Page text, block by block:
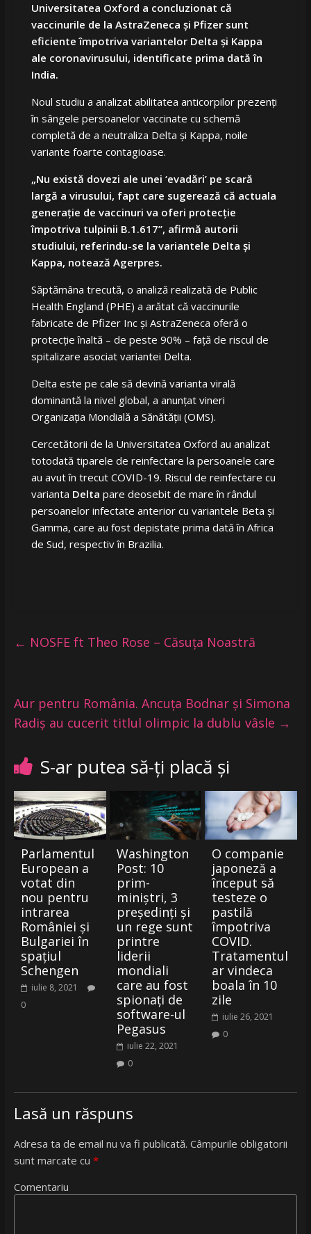
Universitatea Oxford a concluzionat că
vaccinurile de la AstraZeneca și Pfizer sunt
eficiente împotriva variantelor Delta și Kappa
ale coronavirusului, identificate prima dată în
India.
Noul studiu a analizat abilitatea anticorpilor prezenţi
în sângele persoanelor vaccinate cu schemă
completă de a neutraliza Delta și Kappa, noile
variante foarte contagioase.
„Nu există dovezi ale unei ‘evadări’ pe scară
largă a virusului, fapt care sugerează că actuala
generaţie de vaccinuri va oferi protecţie
împotriva tulpinii B.1.617”, afirmă autorii
studiului, referindu-se la variantele Delta şi
Kappa, notează Agerpres.
Săptămâna trecută, o analiză realizată de Public
Health England (PHE) a arătat că vaccinurile
fabricate de Pfizer Inc şi AstraZeneca oferă o
protecţie înaltă – de peste 90% – faţă de riscul de
spitalizare asociat variantei Delta.
Delta este pe cale să devină varianta virală
dominantă la nivel global, a anunţat vineri
Organizaţia Mondială a Sănătăţii (OMS).
Cercetătorii de la Universitatea Oxford au analizat
totodată tiparele de reinfectare la persoanele care
au avut în trecut COVID-19. Riscul de reinfectare cu
varianta Delta pare deosebit de mare în rândul
persoanelor infectate anterior cu variantele Beta şi
Gamma, care au fost depistate prima dată în Africa
de Sud, respectiv în Brazilia.
← NOSFE ft Theo Rose – Căsuța Noastră
Aur pentru România. Ancuța Bodnar și Simona
Radiș au cucerit titlul olimpic la dublu vâsle →
S-ar putea să-ți placă și
Parlamentul
European a
votat din
nou pentru
intrarea
României şi
Bulgariei în
spaţiul
Schengen
iulie 8, 2021
0
Washington
Post: 10
prim-
miniștri, 3
președinți și
un rege sunt
printre
liderii
mondiali
care au fost
spionați de
software-ul
Pegasus
iulie 22, 2021
0
O companie
japoneză a
început să
testeze o
pastilă
împotriva
COVID.
Tratamentul
ar vindeca
boala în 10
zile
iulie 26, 2021
0
Lasă un răspuns
Adresa ta de email nu va fi publicată. Câmpurile obligatorii
sunt marcate cu *
Comentariu